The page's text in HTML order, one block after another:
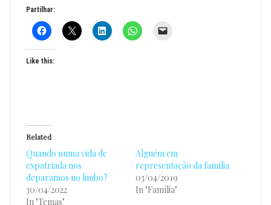
Partilhar:
Like this:
Related
Quando numa vida de
expatriada nos
deparamos no limbo?
30/04/2022
In "Temas"
Alguém em
representação da família
03/04/2019
In "Família"